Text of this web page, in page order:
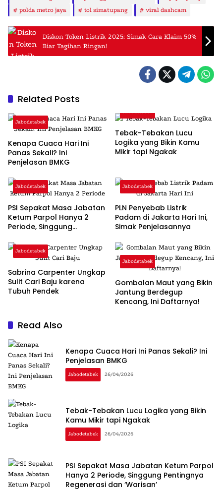
polda metro jaya
tol simatupang viral dashcam
Diskon Token Listrik 2025: Simak Cara Klaim 50%
Biar Tagihan Ringan!
Related Posts
Jabodetabek
Kenapa Cuaca Hari Ini
Panas Sekali? Ini
Penjelasan BMKG
Tebak-Tebakan Lucu
Logika yang Bikin Kamu
Mikir tapi Ngakak
Jabodetabek
PSI Sepakat Masa Jabatan
Ketum Parpol Hanya 2
Periode, Singgung
‘Warisan’
Jabodetabek
PLN Penyebab Listrik
Padam di Jakarta Hari Ini,
Simak Penjelasannya
Jabodetabek
Sabrina Carpenter Ungkap
Sulit Cari Baju karena
Tubuh Pendek
Jabodetabek
Gombalan Maut yang Bikin
Jantung Berdegup
Kencang, Ini Daftarnya!
Read Also
Kenapa Cuaca Hari Ini Panas Sekali? Ini
Penjelasan BMKG
Jabodetabek 26/04/2026
Tebak-Tebakan Lucu Logika yang Bikin
Kamu Mikir tapi Ngakak
Jabodetabek 26/04/2026
PSI Sepakat Masa Jabatan Ketum Parpol
Hanya 2 Periode, Singgung Pentingnya
Regenerasi dan ‘Warisan’